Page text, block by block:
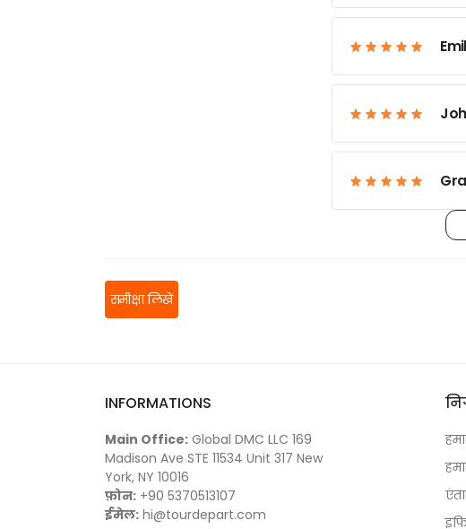
समीक्षा लिखें
INFORMATIONS
Main Office: Global DMC LLC 169
Madison Ave STE 11534 Unit 317 New
York, NY 10016
फ़ोन: +90 5370513107
ईमेल: hi@tourdepart.com